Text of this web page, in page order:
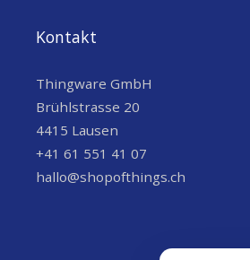
Kontakt
Thingware GmbH
Brühlstrasse 20
4415 Lausen
+41 61 551 41 07
hallo@shopofthings.ch